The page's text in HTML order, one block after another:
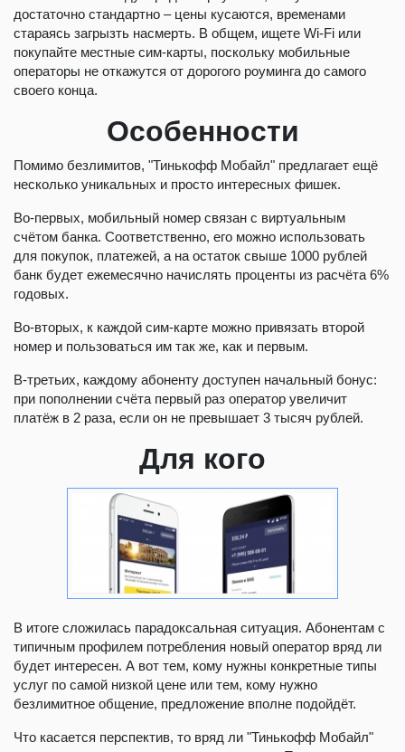
достаточно стандартно – цены кусаются, временами
стараясь загрызть насмерть. В общем, ищете Wi-Fi или
покупайте местные сим-карты, поскольку мобильные
операторы не откажутся от дорогого роуминга до самого
своего конца.
Особенности
Помимо безлимитов, "Тинькофф Мобайл" предлагает ещё
несколько уникальных и просто интересных фишек.
Во-первых, мобильный номер связан с виртуальным
счётом банка. Соответственно, его можно использовать
для покупок, платежей, а на остаток свыше 1000 рублей
банк будет ежемесячно начислять проценты из расчёта 6%
годовых.
Во-вторых, к каждой сим-карте можно привязать второй
номер и пользоваться им так же, как и первым.
В-третьих, каждому абоненту доступен начальный бонус:
при пополнении счёта первый раз оператор увеличит
платёж в 2 раза, если он не превышает 3 тысяч рублей.
Для кого
В итоге сложилась парадоксальная ситуация. Абонентам с
типичным профилем потребления новый оператор вряд ли
будет интересен. А вот тем, кому нужны конкретные типы
услуг по самой низкой цене или тем, кому нужно
безлимитное общение, предложение вполне подойдёт.
Что касается перспектив, то вряд ли "Тинькофф Мобайл"